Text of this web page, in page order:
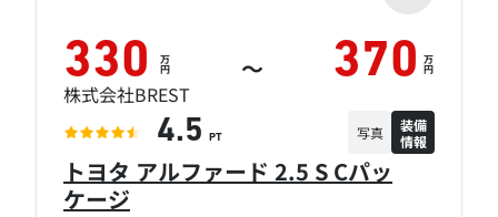
トヨタ アルファード 2.5 S Cパッ
ケージ
330 万
円 ～ 370 万
円
株式会社BREST
4.5 PT 写真
装備
情報